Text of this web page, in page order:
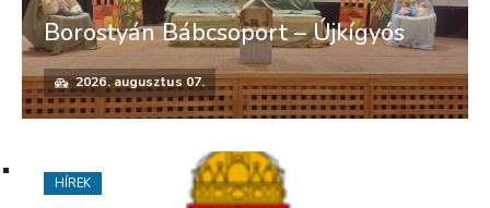
Borostyán Bábcsoport – Újkígyós
2026. augusztus 07.
HÍREK